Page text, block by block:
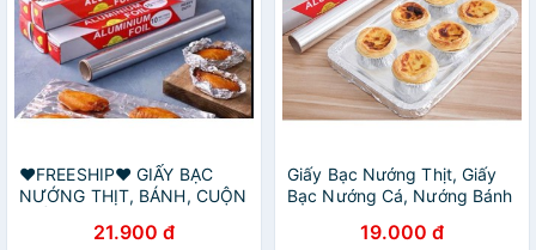
❤️FREESHIP❤️ GIẤY BẠC
NƯỚNG THỊT, BÁNH, CUỘN
21.900 đ
Giấy Bạc Nướng Thịt, Giấy
Bạc Nướng Cá, Nướng Bánh
19.000 đ